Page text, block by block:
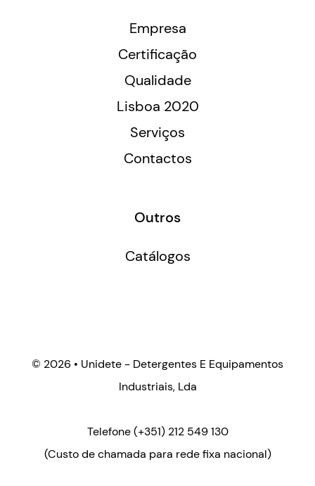
Empresa
Certificação
Qualidade
Lisboa 2020
Serviços
Contactos
Outros
Catálogos
© 2026 • Unidete - Detergentes E Equipamentos
Industriais, Lda
Telefone(+351) 212 549 130
(Custo de chamada para rede fixa nacional)